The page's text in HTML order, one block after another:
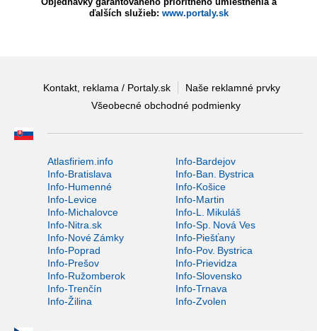
ďalších služieb: www.portaly.sk
Kontakt, reklama / Portaly.sk
Naše reklamné prvky
Všeobecné obchodné podmienky
Atlasfiriem.info
Info-Bardejov
Info-Bratislava
Info-Ban. Bystrica
Info-Humenné
Info-Košice
Info-Levice
Info-Martin
Info-Michalovce
Info-L. Mikuláš
Info-Nitra.sk
Info-Sp. Nová Ves
Info-Nové Zámky
Info-Piešťany
Info-Poprad
Info-Pov. Bystrica
Info-Prešov
Info-Prievidza
Info-Ružomberok
Info-Slovensko
Info-Trenčín
Info-Trnava
Info-Žilina
Info-Zvolen